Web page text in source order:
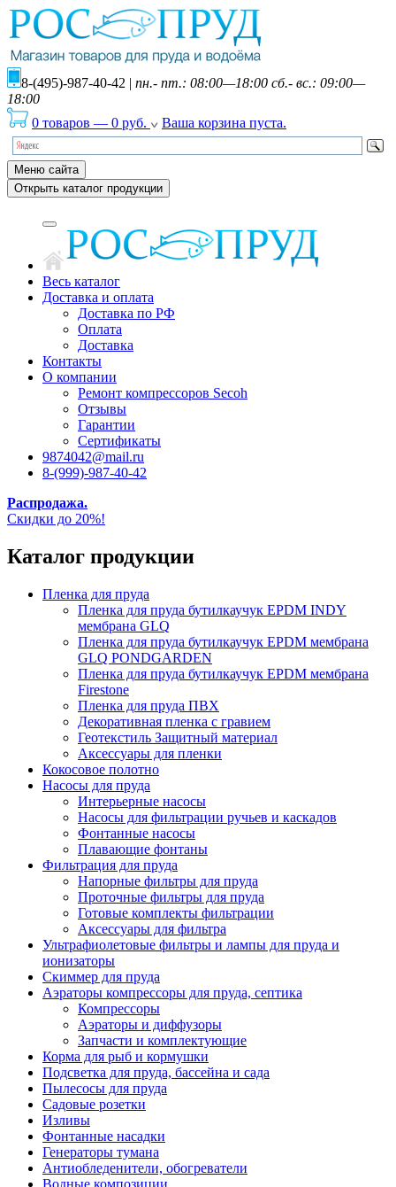
8-(495)-987-40-42 | пн.- пт.: 08:00—18:00 сб.- вс.: 09:00—
18:00
0 товаров — 0 руб. Ваша корзина пуста.
Меню сайта
Открыть каталог продукции
Весь каталог
Доставка и оплата
Доставка по РФ
Оплата
Доставка
Контакты
О компании
Ремонт компрессоров Secoh
Отзывы
Гарантии
Сертификаты
9874042@mail.ru
8-(999)-987-40-42
Распродажа.
Скидки до 20%!
Каталог продукции
Пленка для пруда
Пленка для пруда бутилкаучук EPDM INDY
мембрана GLQ
Пленка для пруда бутилкаучук EPDM мембрана
GLQ PONDGARDEN
Пленка для пруда бутилкаучук EPDM мембрана
Firestone
Пленка для пруда ПВХ
Декоративная пленка с гравием
Геотекстиль Защитный материал
Аксессуары для пленки
Кокосовое полотно
Насосы для пруда
Интерьерные насосы
Насосы для фильтрации ручьев и каскадов
Фонтанные насосы
Плавающие фонтаны
Фильтрация для пруда
Напорные фильтры для пруда
Проточные фильтры для пруда
Готовые комплекты фильтрации
Аксессуары для фильтра
Ультрафиолетовые фильтры и лампы для пруда и
ионизаторы
Скиммер для пруда
Аэраторы компрессоры для пруда, септика
Компрессоры
Аэраторы и диффузоры
Запчасти и комплектующие
Корма для рыб и кормушки
Подсветка для пруда, бассейна и сада
Пылесосы для пруда
Садовые розетки
Изливы
Фонтанные насадки
Генераторы тумана
Антиобледенители, обогреватели
Водные композиции